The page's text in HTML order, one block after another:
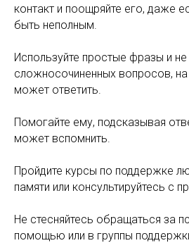
контакт и поощряйте его, даже
быть неполным.
Используйте простые фразы и не
сложносочиненных вопросов,
может ответить.
Помогайте ему, подсказывая
может вспомнить.
Пройдите курсы по поддержке
памяти или консультируйтесь с
Не стесняйтесь обращаться за
помощью или в группы